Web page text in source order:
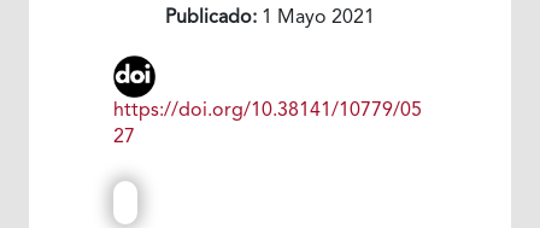
Publicado: 1 Mayo 2021
https://doi.org/10.38141/10779/05
27